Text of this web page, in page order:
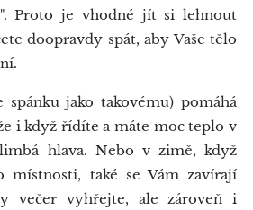
Proto je vhodné jít si lehnout
doopravdy spát, aby Vaše tělo
jako takovému) pomáhá
i když řídíte a máte moc teplo v
hlava. Nebo v zimě, když
místnosti, také se Vám zavírají
večer vyhřejte, ale zároveň i